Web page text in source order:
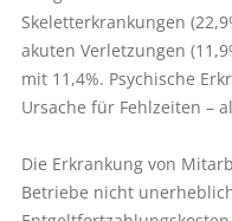
Skeletterkrankungen
akuten Verletzungen
mit 11,4%. Psychische
Ursache für Fehlzeiten –
Die Erkrankung von
Betriebe nicht